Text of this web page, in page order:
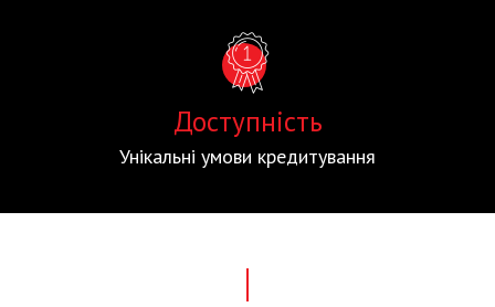
Доступність
Унікальні умови кредитування